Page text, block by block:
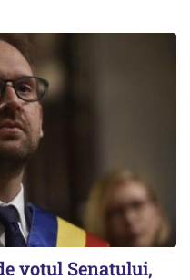
votul Senatului,